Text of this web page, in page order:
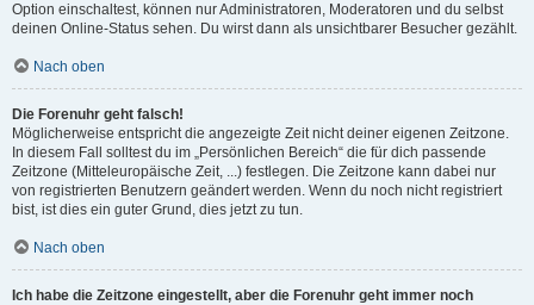
Option einschaltest, können nur Administratoren, Moderatoren und du selbst
deinen Online-Status sehen. Du wirst dann als unsichtbarer Besucher gezählt.
Nach oben
Die Forenuhr geht falsch!
Möglicherweise entspricht die angezeigte Zeit nicht deiner eigenen Zeitzone.
In diesem Fall solltest du im „Persönlichen Bereich“ die für dich passende
Zeitzone (Mitteleuropäische Zeit, ...) festlegen. Die Zeitzone kann dabei nur
von registrierten Benutzern geändert werden. Wenn du noch nicht registriert
bist, ist dies ein guter Grund, dies jetzt zu tun.
Nach oben
Ich habe die Zeitzone eingestellt, aber die Forenuhr geht immer noch